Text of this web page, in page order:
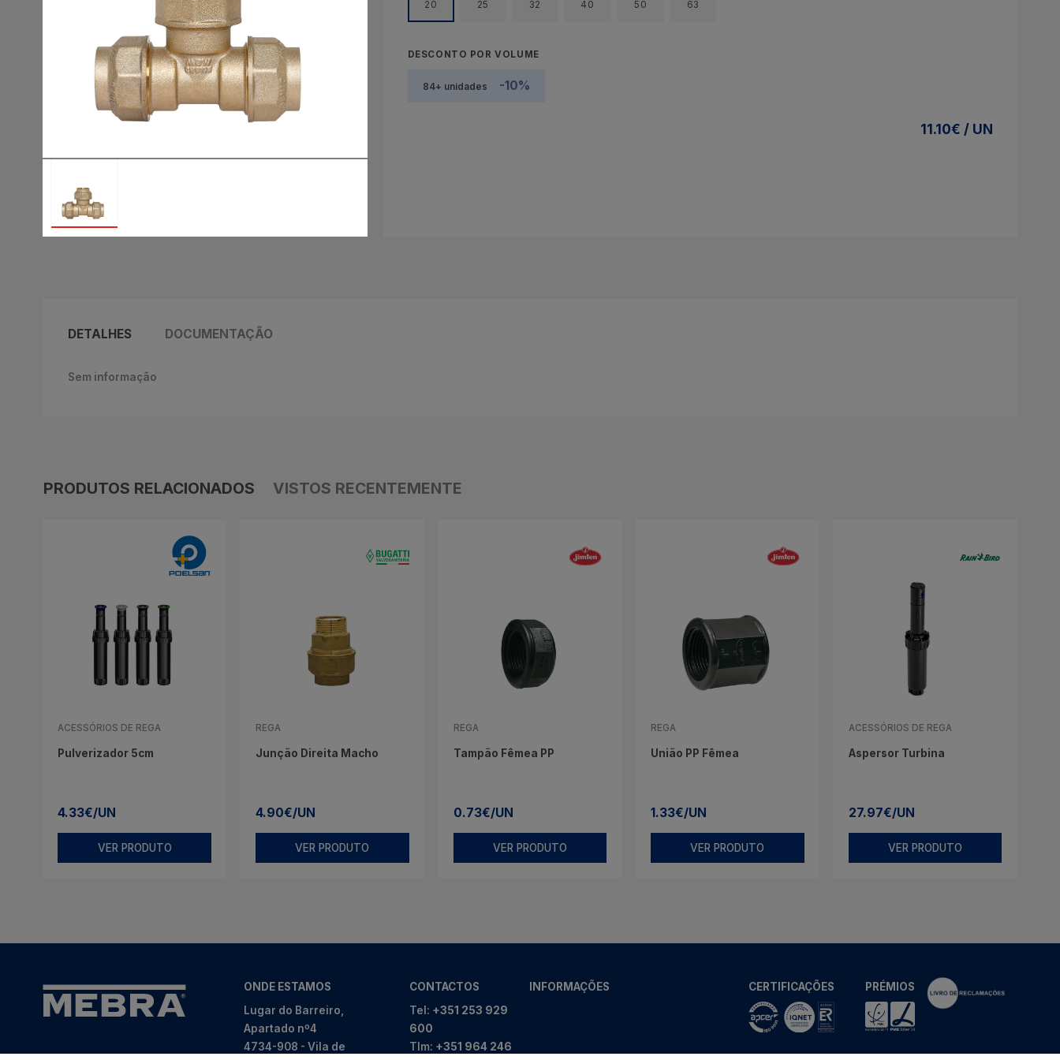
20 25 32 40 50 63
DESCONTO POR VOLUME
84+ unidades -10%
11.10€ / UN
DETALHES DOCUMENTAÇÃO
Sem informação
PRODUTOS RELACIONADOS VISTOS RECENTEMENTE
ACESSÓRIOS DE REGA
Pulverizador 5cm
4.33€/UN
VER PRODUTO
REGA
Junção Direita Macho
4.90€/UN
VER PRODUTO
REGA
Tampão Fêmea PP
0.73€/UN
VER PRODUTO
REGA
União PP Fêmea
1.33€/UN
VER PRODUTO
ACESSÓRIOS DE REGA
Aspersor Turbina
27.97€/UN
VER PRODUTO
ONDE ESTAMOS
Lugar do Barreiro,
Apartado nº4
4734-908 - Vila de
CONTACTOS
Tel: +351 253 929
600
Tlm: +351 964 246
INFORMAÇÕES CERTIFICAÇÕES PRÉMIOS